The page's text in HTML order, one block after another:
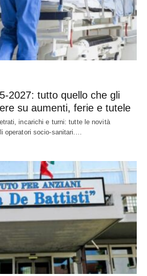
2027: tutto quello che gli
su aumenti, ferie e tutele
incarichi e turni: tutte le novità
operatori socio-sanitari.…